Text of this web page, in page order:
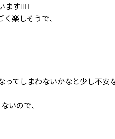
ます🙂‍↕️
く楽しそうで､
ってしまわないかなと少し不安
いので､